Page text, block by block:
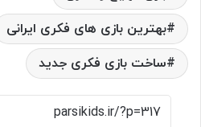
بهترین بازی های فکری ایرانی
ساخت بازی فکری جدید